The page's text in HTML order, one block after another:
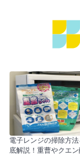
電子レンジの掃除方
底解説！重曹やクエ